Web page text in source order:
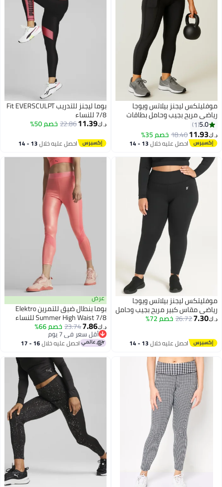
موفليتكس ليجنز بيلاتس ويوجا
رياضي مريح بجيب وحامل بطاقات
بجودة عالية
5.0
1
د.ك‏11.93
18.40خصم 35%
احصل عليه خلال 13 - 14
اغسطس
بوما ليجنز للتدريب Fit EVERSCULPT
7/8 للنساء
د.ك‏11.39
22.86خصم 50%
احصل عليه خلال 13 - 14
اغسطس
موفليتكس ليجنز بيلاتس ويوجا
رياضي مقاس كبير مريح بجيب وحامل
بطاقات بجودة عالية
د.ك‏7.30
26.72خصم 72%
احصل عليه خلال 13 - 14
عرض
بوما بنطال ضيق للتمرين Elektro
Summer High Waist 7/8 للنساء
د.ك‏7.86
23.74خصم 66%
أقل سعر في 7 يوم
أقل سعر في 7 يوماحصل عليه خلال 16 - 17